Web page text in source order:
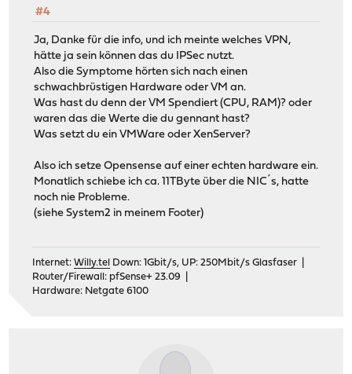
#4
Ja, Danke für die info, und ich meinte welches VPN,
hätte ja sein können das du IPSec nutzt.
Also die Symptome hörten sich nach einen
schwachbrüstigen Hardware oder VM an.
Was hast du denn der VM Spendiert (CPU, RAM)? oder
waren das die Werte die du gennant hast?
Was setzt du ein VMWare oder XenServer?
Also ich setze Opensense auf einer echten hardware ein.
Monatlich schiebe ich ca. 11TByte über die NIC´s, hatte
noch nie Probleme.
(siehe System2 in meinem Footer)
Internet:Willy.tel
Down: 1Gbit/s, UP: 250Mbit/s Glasfaser |
Router/Firewall: pfSense+ 23.09 |
Hardware: Netgate 6100